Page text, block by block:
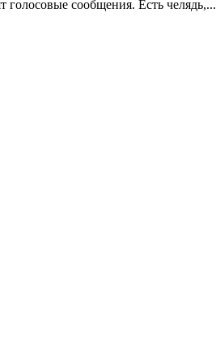
голосовые сообщения. Есть челядь,...